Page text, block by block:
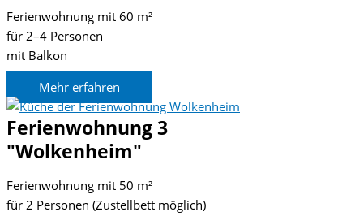
Ferienwohnung mit 60 m²
für 2–4 Personen
mit Balkon
Mehr erfahren
Ferienwohnung 3
"Wolkenheim"
Ferienwohnung mit 50 m²
für 2 Personen (Zustellbett möglich)